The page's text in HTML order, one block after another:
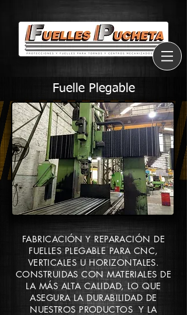
FABRICACIÓN Y REPARACIÓN DE
FUELLES PLEGABLE PARA CNC,
VERTICALES U HORIZONTALES.
CONSTRUIDAS CON MATERIALES DE
LA MÁS ALTA CALIDAD, LO QUE
ASEGURA LA DURABILIDAD DE
NUESTROS PRODUCTOS Y LA
Fuelle Plegable